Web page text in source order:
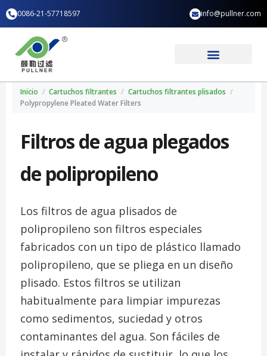
contenido
0086-21-57718597 info@pullner.com
Inicio / Cartuchos filtrantes / Cartuchos filtrantes plisados /
Polypropylene Pleated Water Filters
Filtros de agua plegados
de polipropileno
Los filtros de agua plisados de
polipropileno son filtros especiales
fabricados con un tipo de plástico llamado
polipropileno, que se pliega en un diseño
plisado. Estos filtros se utilizan
habitualmente para limpiar impurezas
como sedimentos, suciedad y otros
contaminantes del agua. Son fáciles de